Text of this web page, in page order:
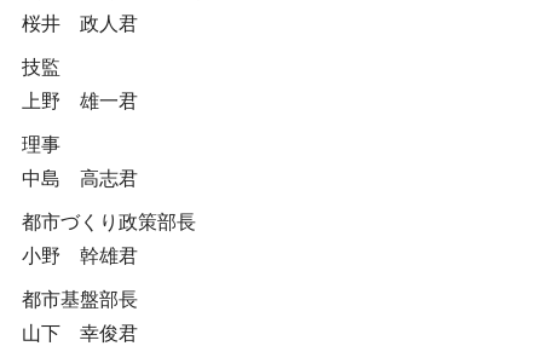
桜井 政人君
技監
上野 雄一君
理事
中島 高志君
都市づくり政策部長
小野 幹雄君
都市基盤部長
山下 幸俊君